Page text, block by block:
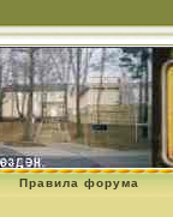
Правила форума